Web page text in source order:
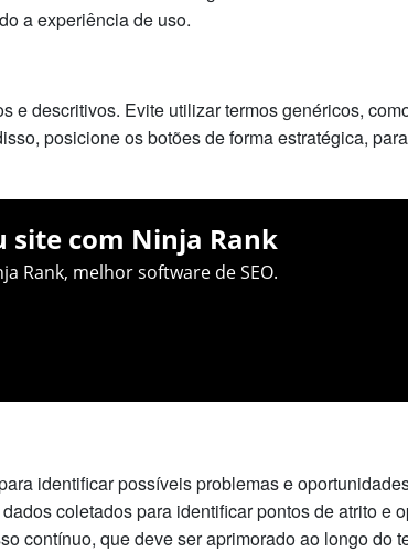
a experiência de uso.
e descritivos. Evite utilizar termos genéricos,
posicione os botões de forma estratégica,
site com Ninja Rank
Rank, melhor software de SEO.
identificar possíveis problemas e
coletados para identificar pontos de atrito e
contínuo, que deve ser aprimorado ao longo do